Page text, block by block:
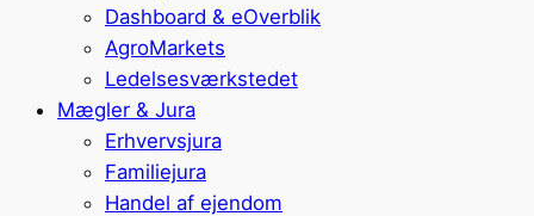
Dashboard & eOverblik
AgroMarkets
Ledelsesværkstedet
Mægler & Jura
Erhvervsjura
Familiejura
Handel af ejendom